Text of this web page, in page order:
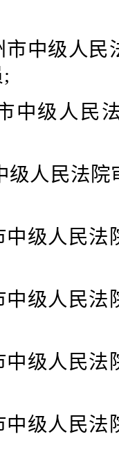
中级人民
级人民法
人民法院
级人民法
级人民法
级人民法
级人民法